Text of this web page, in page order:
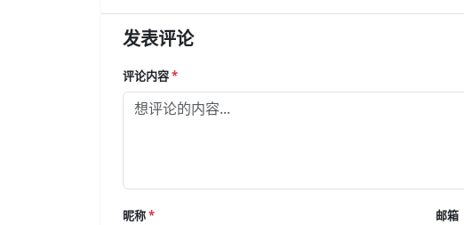
发表评论
评论内容*
昵称* 邮箱